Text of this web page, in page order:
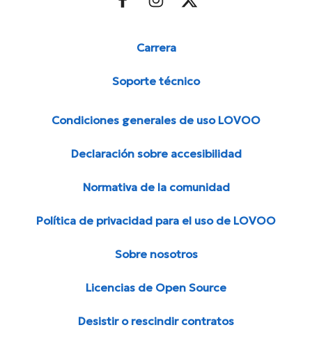
Carrera
Soporte técnico
Condiciones generales de uso LOVOO
Declaración sobre accesibilidad
Normativa de la comunidad
Política de privacidad para el uso de LOVOO
Sobre nosotros
Licencias de Open Source
Desistir o rescindir contratos